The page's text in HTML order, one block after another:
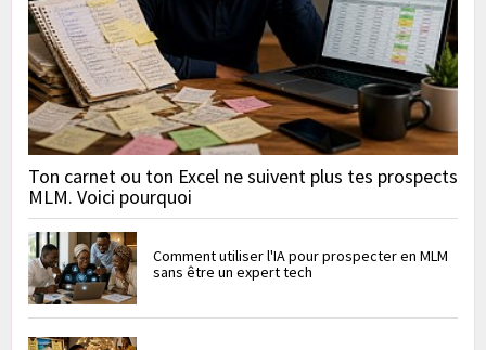
Ton carnet ou ton Excel ne suivent plus tes prospects
MLM. Voici pourquoi
Comment utiliser l'IA pour prospecter en MLM
sans être un expert tech